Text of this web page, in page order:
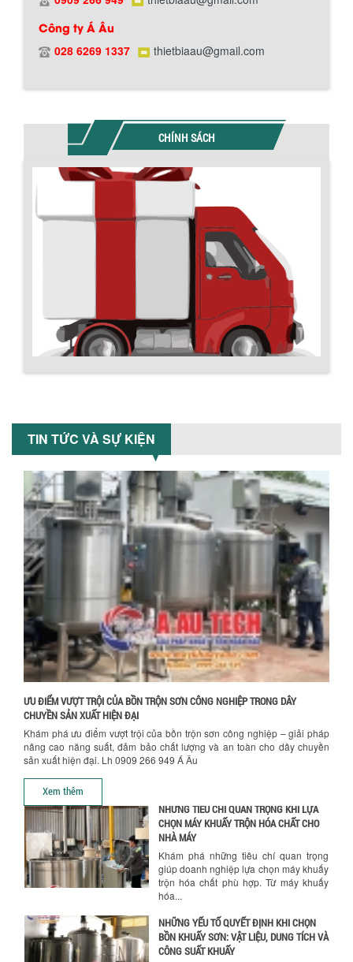
Công ty Á Âu
028 6269 1337 thietbiaau@gmail.com
CHÍNH SÁCH
Chính sách bảo hành
Hướng dẫn thanh toán mua hàng
TIN TỨC VÀ SỰ KIỆN
ƯU ĐIỂM VƯỢT TRỘI CỦA BỒN TRỘN SƠN CÔNG NGHIỆP TRONG DÂY
CHUYỀN SẢN XUẤT HIỆN ĐẠI
Khám phá ưu điểm vượt trội của bồn trộn sơn công nghiệp – giải pháp
nâng cao năng suất, đảm bảo chất lượng và an toàn cho dây chuyền
sản xuất hiện đại. Lh 0909 266 949 Á Âu
Xem thêm
BỒN CHỨA GIẢI NHIỆT SƠN, MỰC IN
Bồn chứa giải nhiệt sơn, mực in có cấu
tạo gồm 2 lớp inox và được dùng để
làm giảm nhiệt độ của nguyên...
MÁY TRỘN BỘT KHÔ 500KG
Máy trộn bột khô 500kg được thiết kế
thân bồn nằm ngang, với cánh trộn bột
xoay đảo thuận nghịch. Vật liệu...
trộn các loại bột khô trong các ngành...
VÌ SAO DOANH NGHIỆP NÊN CHỌN MÁY
NGHIỀN MÀU SƠN Á ÂU?
Khám phá lý do doanh nghiệp nên
chọn máy nghiền màu sơn Á Âu: hiệu
suất cao, kiểm soát nhiệt tốt, tiết kiệm
ƯU ĐÃI ĐẶC BIỆT: GIÁ MÁY KHUẤY SƠN
CÔNG NGHIỆP GIẢM SỐC
Ưu đãi đặc biệt: Giá máy khuấy sơn
công nghiệp giảm sốc lên đến 20%.
Tiết kiệm chi phí, nhận ngay máy
khuấy...
TỐI ƯU CHI PHÍ SẢN XUẤT VỚI MÁY TRỘN
Khám phá cách máy trộn sơn công
nghiệp giúp doanh nghiệp tiết kiệm
nguyên liệu, nhân công và chi phí vận
NHỮNG TIÊU CHÍ QUAN TRỌNG KHI LỰA
CHỌN MÁY KHUẤY TRỘN HÓA CHẤT CHO
NHÀ MÁY
Khám phá những tiêu chí quan trọng
giúp doanh nghiệp lựa chọn máy khuấy
trộn hóa chất phù hợp. Từ máy khuấy
hóa...
NHỮNG YẾU TỐ QUYẾT ĐỊNH KHI CHỌN
BỒN KHUẤY SƠN: VẬT LIỆU, DUNG TÍCH VÀ
CÔNG SUẤT KHUẤY